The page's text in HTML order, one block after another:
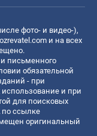
фото- и видео-),
и на всех
письменного
обязательной
- при
и при
для поисковых
по ссылке
оригинальный